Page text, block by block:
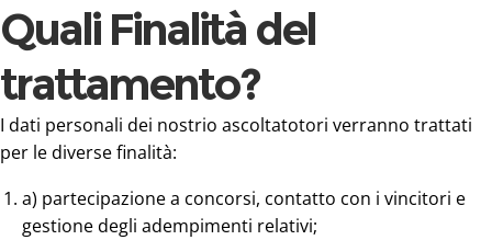
Quali Finalità del
trattamento?
I dati personali dei nostrio ascoltatotori verranno trattati
per le diverse finalità:
a) partecipazione a concorsi, contatto con i vincitori e
gestione degli adempimenti relativi;